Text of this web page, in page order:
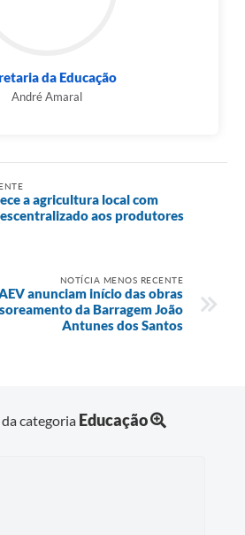
da Educação
André Amaral
a agricultura local com
aos produtores
NOTÍCIA MENOS RECENTE
anunciam início das obras
da Barragem João
Antunes dos Santos
categoria Educação